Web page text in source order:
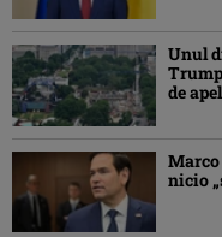
Unul
de
Marco
nicio